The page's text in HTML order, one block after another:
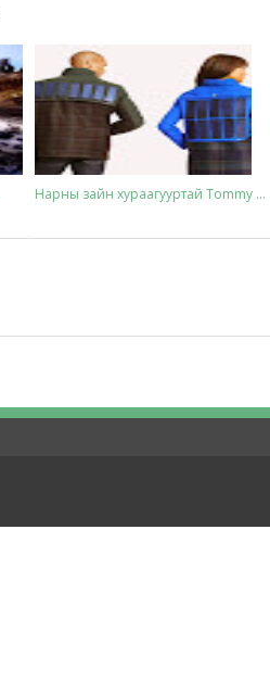
Нарны зайн хураагууртай Tommy ...